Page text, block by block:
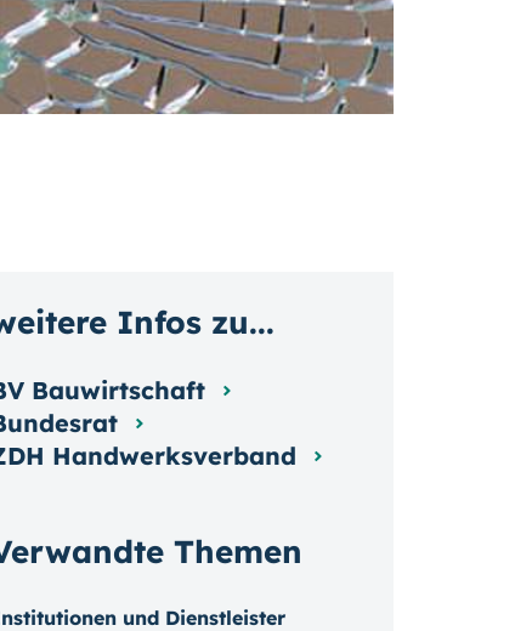
Themen
und Dienstleister
Infos zu...
Bauwirtschaft
Handwerksverband